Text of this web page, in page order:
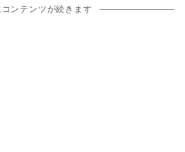
ンテンツが続きます